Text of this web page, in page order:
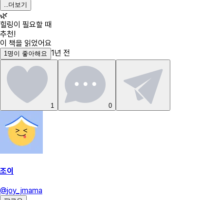
...더보기
🌿
힐링이 필요할 때
추천!
이 책을 읽었어요
1명 이 좋아해요 1년 전
1 0
조이
@joy_jmama